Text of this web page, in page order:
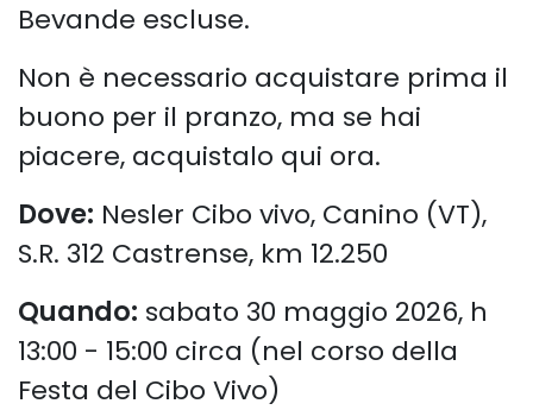
Bevande escluse.
Non è necessario acquistare prima il
buono per il pranzo, ma se hai
piacere, acquistalo qui ora.
Dove: Nesler Cibo vivo, Canino (VT),
S.R. 312 Castrense, km 12.250
Quando: sabato 30 maggio 2026, h
13:00 - 15:00 circa (nel corso della
Festa del Cibo Vivo)